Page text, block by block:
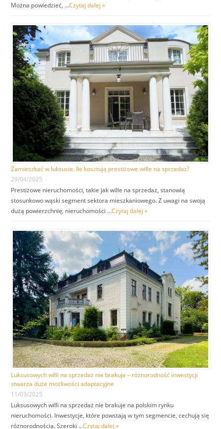
Można powiedzieć, …Czytaj dalej »
Zamieszkać w luksusie. Ile kosztują prestiżowe wille na sprzedaż?
29/04/2025
Prestiżowe nieruchomości, takie jak wille na sprzedaż, stanowią
stosunkowo wąski segment sektora mieszkaniowego. Z uwagi na swoją
dużą powierzchnię, nieruchomości …Czytaj dalej »
Luksusowych willi na sprzedaż nie brakuje – różnorodność inwestycji
stwarza duże możliwości adaptacyjne
11/03/2025
Luksusowych willi na sprzedaż nie brakuje na polskim rynku
nieruchomości. Inwestycje, które powstają w tym segmencie, cechują się
różnorodnością. Szeroki …Czytaj dalej »